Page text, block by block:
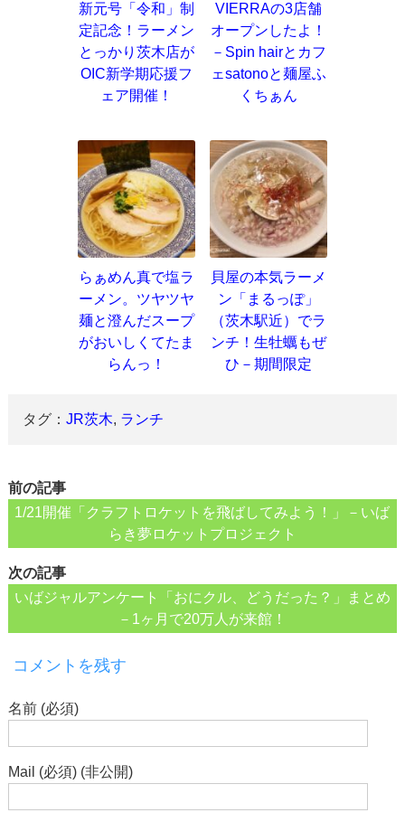
新元号「令和」制
定記念！ラーメン
とっかり茨木店が
OIC新学期応援フ
ェア開催！
VIERRAの3店舗
オープンしたよ！
－Spin hairとカフ
ェsatonoと麺屋ふ
くちぁん
らぁめん真で塩ラ
ーメン。ツヤツヤ
麺と澄んだスープ
がおいしくてたま
らんっ！
貝屋の本気ラーメ
ン「まるっぽ」
（茨木駅近）でラ
ンチ！生牡蠣もぜ
ひ－期間限定
タグ：JR茨木, ランチ
前の記事
1/21開催「クラフトロケットを飛ばしてみよう！」－いば
らき夢ロケットプロジェクト
次の記事
いばジャルアンケート「おにクル、どうだった？」まとめ
－1ヶ月で20万人が来館！
コメントを残す
名前 (必須)
Mail (必須) (非公開)